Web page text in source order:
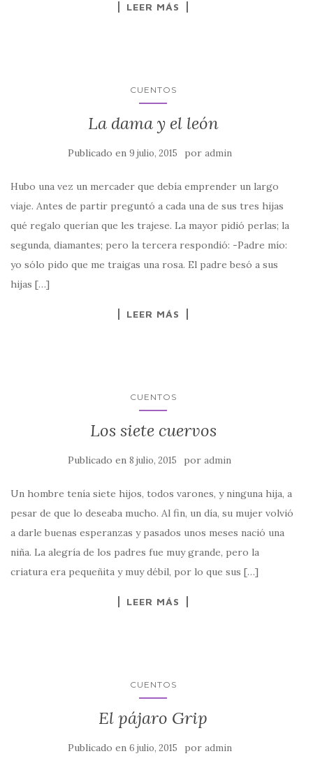
LEER MÁS
CUENTOS
La dama y el león
Publicado en 9 julio, 2015 por admin
Hubo una vez un mercader que debía emprender un largo
viaje. Antes de partir preguntó a cada una de sus tres hijas
qué regalo querían que les trajese. La mayor pidió perlas; la
segunda, diamantes; pero la tercera respondió: -Padre mío:
yo sólo pido que me traigas una rosa. El padre besó a sus
hijas […]
LEER MÁS
CUENTOS
Los siete cuervos
Publicado en 8 julio, 2015 por admin
Un hombre tenía siete hijos, todos varones, y ninguna hija, a
pesar de que lo deseaba mucho. Al fin, un día, su mujer volvió
a darle buenas esperanzas y pasados unos meses nació una
niña. La alegría de los padres fue muy grande, pero la
criatura era pequeñita y muy débil, por lo que sus […]
LEER MÁS
CUENTOS
El pájaro Grip
Publicado en 6 julio, 2015 por admin